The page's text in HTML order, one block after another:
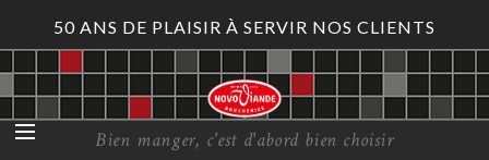
50 ANS DE PLAISIR À SERVIR NOS CLIENTS
Bien manger, c'est d'abord bien choisir